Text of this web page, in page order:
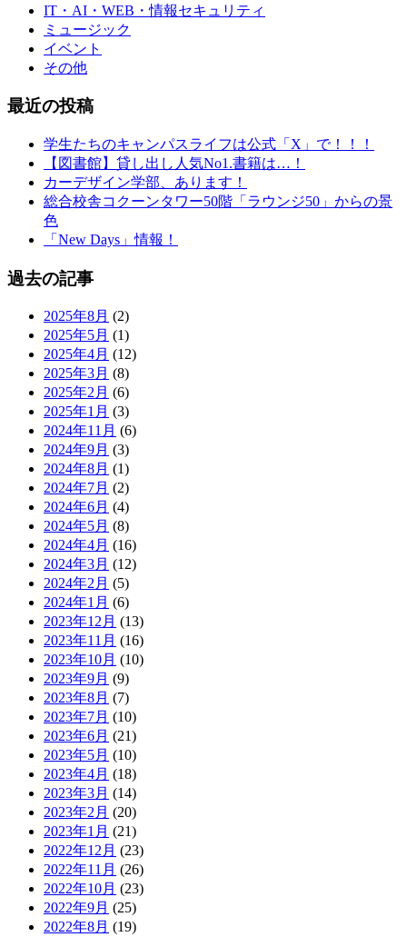
IT・AI・WEB・情報セキュリティ
ミュージック
イベント
その他
最近の投稿
学生たちのキャンパスライフは公式「X」で！！！
【図書館】貸し出し人気No1.書籍は…！
カーデザイン学部、あります！
総合校舎コクーンタワー50階「ラウンジ50」からの景
色
「New Days」情報！
過去の記事
2025年8月 (2)
2025年5月 (1)
2025年4月 (12)
2025年3月 (8)
2025年2月 (6)
2025年1月 (3)
2024年11月 (6)
2024年9月 (3)
2024年8月 (1)
2024年7月 (2)
2024年6月 (4)
2024年5月 (8)
2024年4月 (16)
2024年3月 (12)
2024年2月 (5)
2024年1月 (6)
2023年12月 (13)
2023年11月 (16)
2023年10月 (10)
2023年9月 (9)
2023年8月 (7)
2023年7月 (10)
2023年6月 (21)
2023年5月 (10)
2023年4月 (18)
2023年3月 (14)
2023年2月 (20)
2023年1月 (21)
2022年12月 (23)
2022年11月 (26)
2022年10月 (23)
2022年9月 (25)
2022年8月 (19)